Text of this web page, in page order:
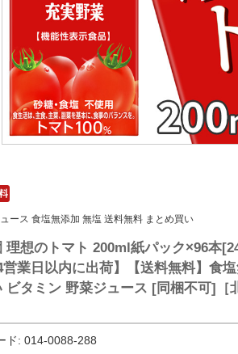
ュース 食塩無添加 無塩 送料無料 まとめ買い
理想のトマト 200ml紙パック×96本
4営業日以内に出荷】【送料無料】食
ビタミン 野菜ジュース [同梱不可]［
ド: 014-0088-288